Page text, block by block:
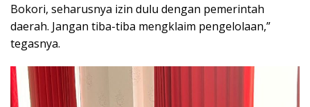
Bokori, seharusnya izin dulu dengan pemerintah
daerah. Jangan tiba-tiba mengklaim pengelolaan,”
tegasnya.